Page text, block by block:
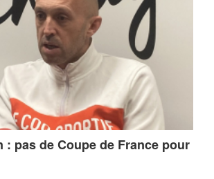
: pas de Coupe de France pour